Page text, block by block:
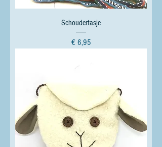
Schoudertasje
Prijs
€ 6,95